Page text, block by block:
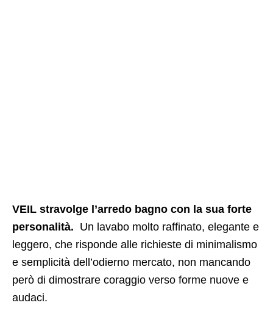
VEIL stravolge l’arredo bagno con la sua forte
personalità. Un lavabo molto raffinato, elegante e
leggero, che risponde alle richieste di minimalismo
e semplicità dell’odierno mercato, non mancando
però di dimostrare coraggio verso forme nuove e
audaci.